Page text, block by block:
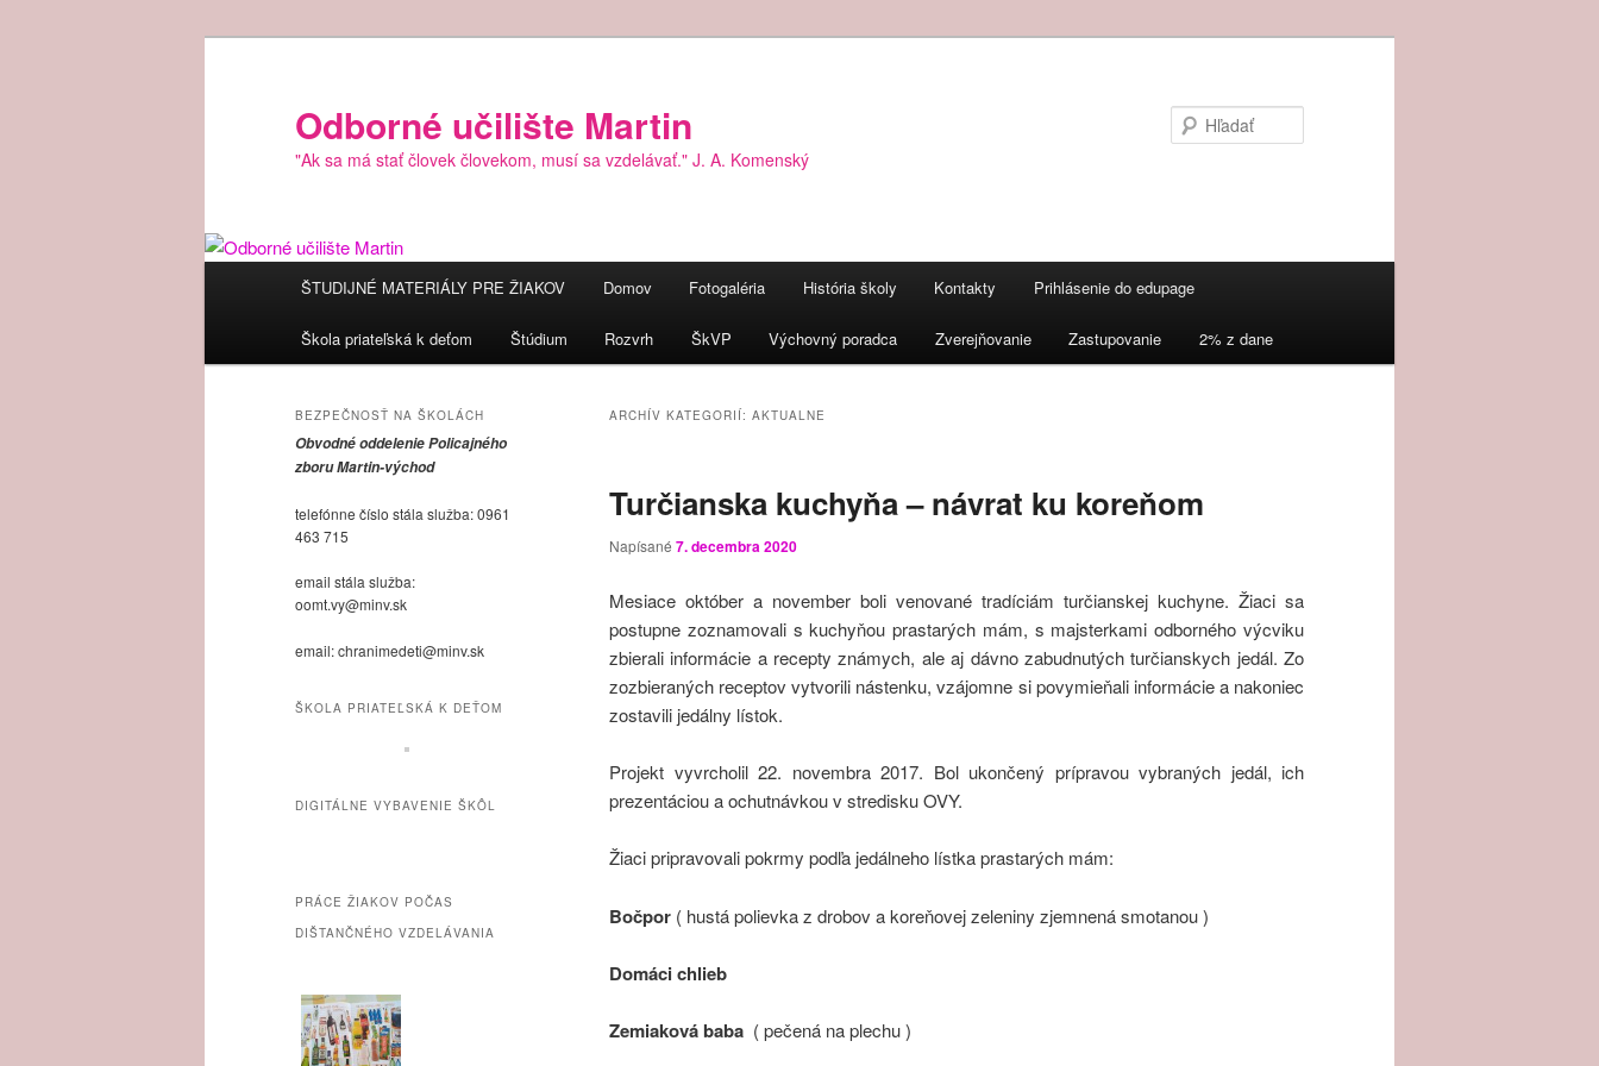
Odborné učilište Martin
"Ak sa má stať človek človekom, musí sa vzdelávať." J. A. Komenský
ŠTUDIJNÉ MATERIÁLY PRE ŽIAKOV Domov Fotogaléria História školy Kontakty Prihlásenie do edupage
Škola priateľská k deťom Štúdium Rozvrh ŠkVP Výchovný poradca Zverejňovanie Zastupovanie 2% z dane
ARCHÍV KATEGORIÍ: AKTUALNE
Turčianska kuchyňa – návrat ku koreňom
Napísané 7. decembra 2020
Mesiace október a november boli venované tradíciám turčianskej kuchyne. Žiaci sa
postupne zoznamovali s kuchyňou prastarých mám, s majsterkami odborného výcviku
zbierali informácie a recepty známych, ale aj dávno zabudnutých turčianskych jedál. Zo
zozbieraných receptov vytvorili nástenku, vzájomne si povymieňali informácie a nakoniec
zostavili jedálny lístok.
Projekt vyvrcholil 22. novembra 2017. Bol ukončený prípravou vybraných jedál, ich
prezentáciou a ochutnávkou v stredisku OVY.
Žiaci pripravovali pokrmy podľa jedálneho lístka prastarých mám:
Bočpor ( hustá polievka z drobov a koreňovej zeleniny zjemnená smotanou )
Domáci chlieb
Zemiaková baba ( pečená na plechu )
BEZPEČNOSŤ NA ŠKOLÁCH
Obvodné oddelenie Policajného
zboru Martin-východ
telefónne číslo stála služba: 0961
463 715
email stála služba:
oomt.vy@minv.sk
email: chranimedeti@minv.sk
ŠKOLA PRIATEĽSKÁ K DEŤOM
DIGITÁLNE VYBAVENIE ŠKÔL
PRÁCE ŽIAKOV POČAS
DIŠTANČNÉHO VZDELÁVANIA